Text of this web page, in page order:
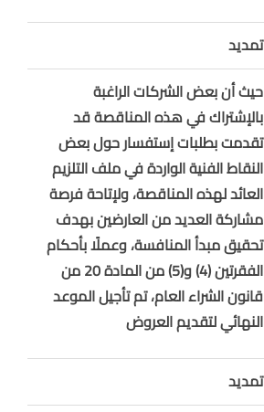
تمديد
حيث أن بعض الشركات الراغبة
بالإشتراك في هذه المناقصة قد
تقدمت بطلبات إستفسار حول بعض
النقاط الفنية الواردة في ملف التلزيم
العائد لهذه المناقصة، ولإتاحة فرصة
مشاركة العديد من العارضين بهدف
تحقيق مبدأ المنافسة، وعملًا بأحكام
الفقرتين (4) و(5) من المادة 20 من
قانون الشراء العام، تم تأجيلالموعد
النهائي لتقديم العروض
تمديد